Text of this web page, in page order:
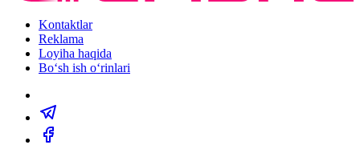
Kontaktlar
Reklama
Loyiha haqida
Bo‘sh ish o‘rinlari